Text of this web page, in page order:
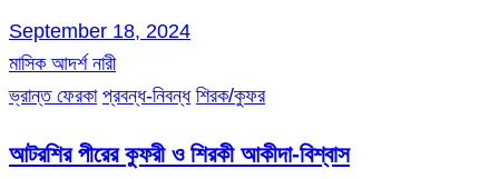
September 18, 2024
মাসিক আদর্শ নারী
ভ্রান্ত ফেরকা প্রবন্ধ-নিবন্ধ শিরক/কুফর
আটরশির পীরের কুফরী ও শিরকী আকীদা-বিশ্বাস